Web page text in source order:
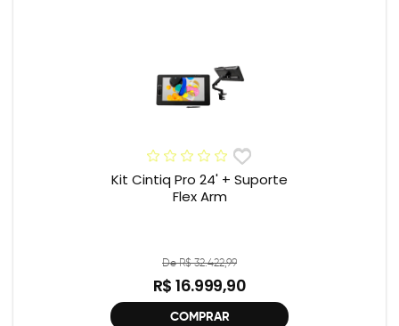
Kit Cintiq Pro 24' + Suporte
Flex Arm
De R$ 32.422,99
R$ 16.999,90
COMPRAR